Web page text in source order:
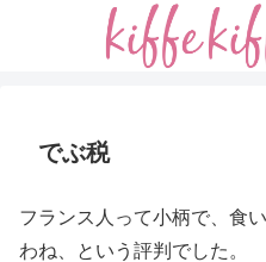
でぶ税
フランス人って小柄で、食
わね、という評判でした。